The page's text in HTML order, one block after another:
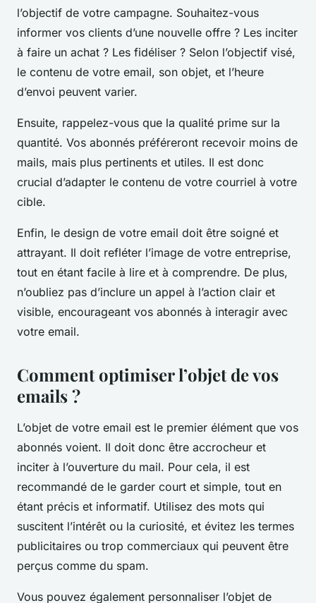
l’objectif de votre campagne. Souhaitez-vous
informer vos clients d’une nouvelle offre ? Les inciter
à faire un achat ? Les fidéliser ? Selon l’objectif visé,
le contenu de votre email, son objet, et l’heure
d’envoi peuvent varier.
Ensuite, rappelez-vous que la qualité prime sur la
quantité. Vos abonnés préféreront recevoir moins de
mails, mais plus pertinents et utiles. Il est donc
crucial d’adapter le contenu de votre courriel à votre
cible.
Enfin, le design de votre email doit être soigné et
attrayant. Il doit refléter l’image de votre entreprise,
tout en étant facile à lire et à comprendre. De plus,
n’oubliez pas d’inclure un appel à l’action clair et
visible, encourageant vos abonnés à interagir avec
votre email.
Comment optimiser l’objet de vos
emails ?
L’objet de votre email est le premier élément que vos
abonnés voient. Il doit donc être accrocheur et
inciter à l’ouverture du mail. Pour cela, il est
recommandé de le garder court et simple, tout en
étant précis et informatif. Utilisez des mots qui
suscitent l’intérêt ou la curiosité, et évitez les termes
publicitaires ou trop commerciaux qui peuvent être
perçus comme du spam.
Vous pouvez également personnaliser l’objet de